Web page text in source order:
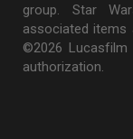
group. Star
associated items
©2026
authorization.